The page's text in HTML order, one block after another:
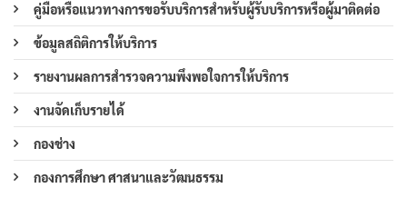
คู่มือหรือแนวทางการขอรับบริการสำหรับผู้รับบริการหรือผู้มาติดต่อ
ข้อมูลสถิติการให้บริการ
รายงานผลการสำรวจความพึงพอใจการให้บริการ
งานจัดเก็บรายได้
กองช่าง
กองการศึกษา ศาสนาและวัฒนธรรม